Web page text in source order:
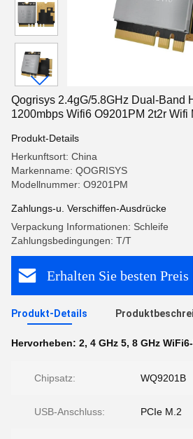
Qogrisys 2.4gG/5.8GHz Dual-Band
1200mbps Wifi6 O9201PM 2t2r Wifi
Produkt-Details
Herkunftsort: China
Markenname: QOGRISYS
Modellnummer: O9201PM
Zahlungs-u. Verschiffen-Ausdrücke
Verpackung Informationen: Schleife
Zahlungsbedingungen: T/T
Erhalten Sie besten Preis
Produkt-Details
Hervorheben: 2, 4 GHz 5, 8 GHz
Chipsatz: WQ9201B
USB-Anschluss: PCIe M.2